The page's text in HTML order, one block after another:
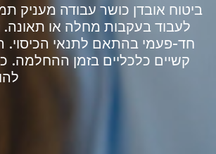
ביטוח אובדן כושר עבודה מעניק
לעבוד בעקבות מחלה או תאונה.
חד-פעמי בהתאם לתנאי הכיסוי.
קשיים כלכליים בזמן ההחלמה.